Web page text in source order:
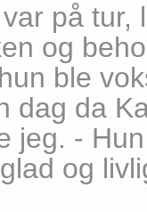
på tur,
og
ble
dag da
jeg. -
og